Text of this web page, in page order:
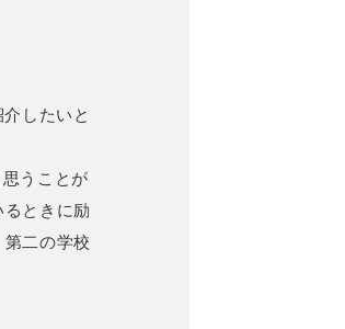
したいと
うことが
ときに励
二の学校